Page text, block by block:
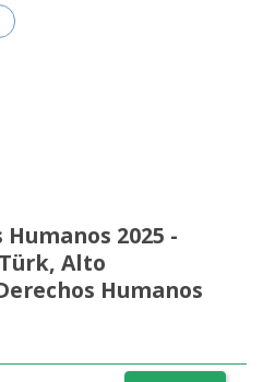
2025 -
Alto
Humanos